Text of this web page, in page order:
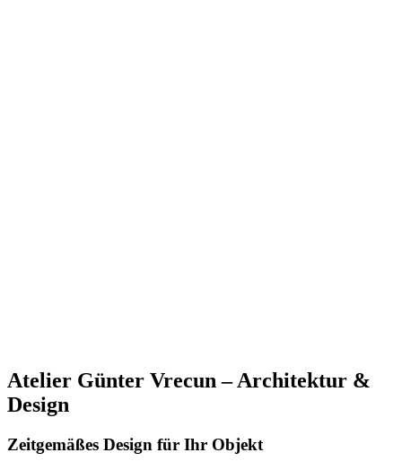
Atelier Günter Vrecun – Architektur &
Design
Zeitgemäßes Design für Ihr Objekt